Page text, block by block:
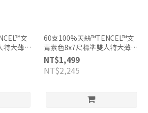
文
特大薄被
/台灣
60支100%天絲™TENCEL™文
青素色8x7尺標準雙人特大薄被
套/被單/300織專櫃等級/台灣
製/6ST09
NT$1,499
NT$2,245